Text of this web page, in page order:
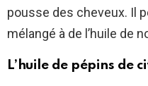
pousse des cheveux. Il
mélangé à de l’huile de
L’huile de pépins de